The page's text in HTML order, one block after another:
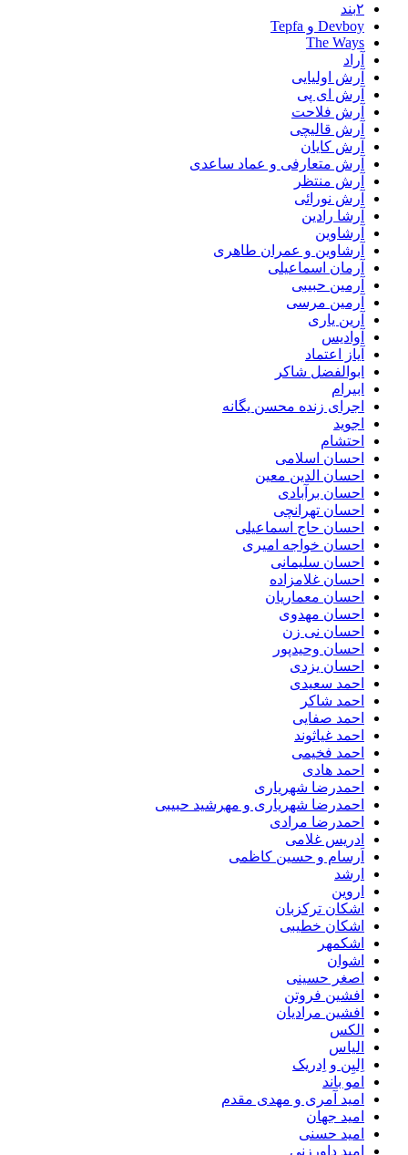
۲بند
Devboy و Tepfa
The Ways
آراد
آرش اولیایی
آرش ای پی
آرش فلاحت
آرش قالیچی
آرش کایان
آرش متعارفی و عماد ساعدی
آرش منتظر
آرش نورائی
آرشا رادین
آرشاوین
آرشاوین و عمران طاهری
آرمان اسماعیلی
آرمین حبیبی
آرمین مرسی
آرین یاری
آوادیس
آیاز اعتماد
ابوالفضل شاکر
ابیرام
اجرای زنده محسن یگانه
اجوید
احتشام
احسان اسلامی
احسان الدین معین
احسان برآبادی
احسان تهرانچی
احسان حاج اسماعیلی
احسان خواجه امیری
احسان سلیمانی
احسان غلامزاده
احسان معماریان
احسان مهدوی
احسان نی زن
احسان وحیدپور
احسان یزدی
احمد سعیدی
احمد شاکر
احمد صفایی
احمد غیاثوند
احمد فخیمی
احمد هادی
احمدرضا شهریاری
احمدرضا شهریاری و مهرشید حبیبی
احمدرضا مرادی
ادریس غلامی
اَرسام و حسین کاظمی
ارشد
اروین
اشکان ترکزبان
اشکان خطیبی
اشکمهر
اشوان
اصغر حسینی
افشین فروتن
افشین مرادیان
الکس
الیاس
اِلیِن و اِدریک
امو باند
امید آمری و مهدی مقدم
امید جهان
امید حسنی
امید داورزنی